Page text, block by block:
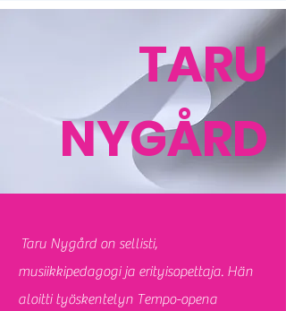
TARU
NYGÅRD
Taru Nygård on sellisti,
musiikkipedagogi ja erityisopettaja. Hän
aloitti työskentelyn Tempo-opena